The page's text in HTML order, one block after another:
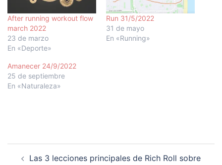
After running workout flow
march 2022
23 de marzo
En «Deporte»
Run 31/5/2022
31 de mayo
En «Running»
Amanecer 24/9/2022
25 de septiembre
En «Naturaleza»
Las 3 lecciones principales de Rich Roll sobre